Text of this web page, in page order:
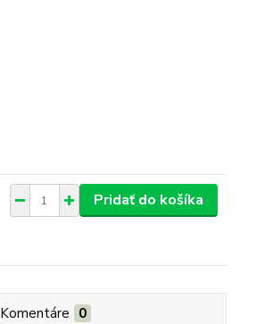
Pridať do košíka
Komentáre 0